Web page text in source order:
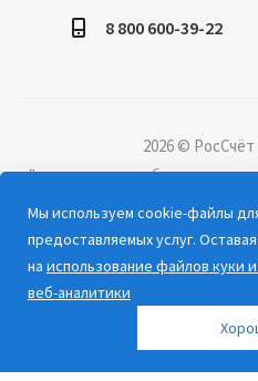
8 800 600-39-22
2026 © РосСчёт |
Дорогие клиенты, обращаем ваше
на сайте, носят информационный
являются публичной офертой,
(2)
Мы используем cookie-файлы
предоставляемых услуг.
на использование файлов куки
веб-аналитики